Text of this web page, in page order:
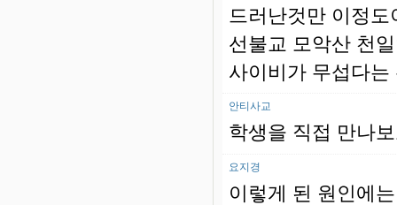
드러난것만 이정
선불교 모악산 천
사이비가 무섭다는
안티사교
학생을 직접 만나
요지경
이렇게 된 원인에